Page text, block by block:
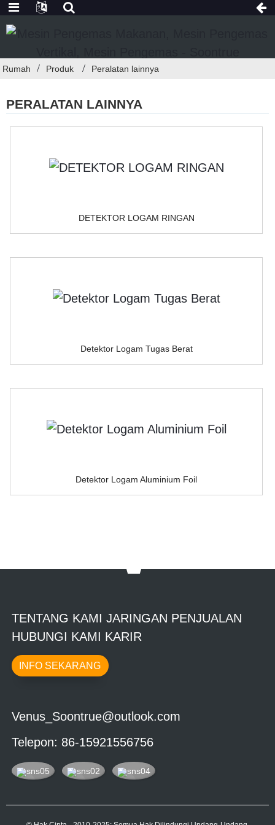
Rumah Produk Peralatan lainnya
PERALATAN LAINNYA
DETEKTOR LOGAM RINGAN
Detektor Logam Tugas Berat
Detektor Logam Aluminium Foil
TENTANG KAMI JARINGAN PENJUALAN
HUBUNGI KAMI KARIR
INFO SEKARANG
Venus_Soontrue@outlook.com
Telepon: 86-15921556756